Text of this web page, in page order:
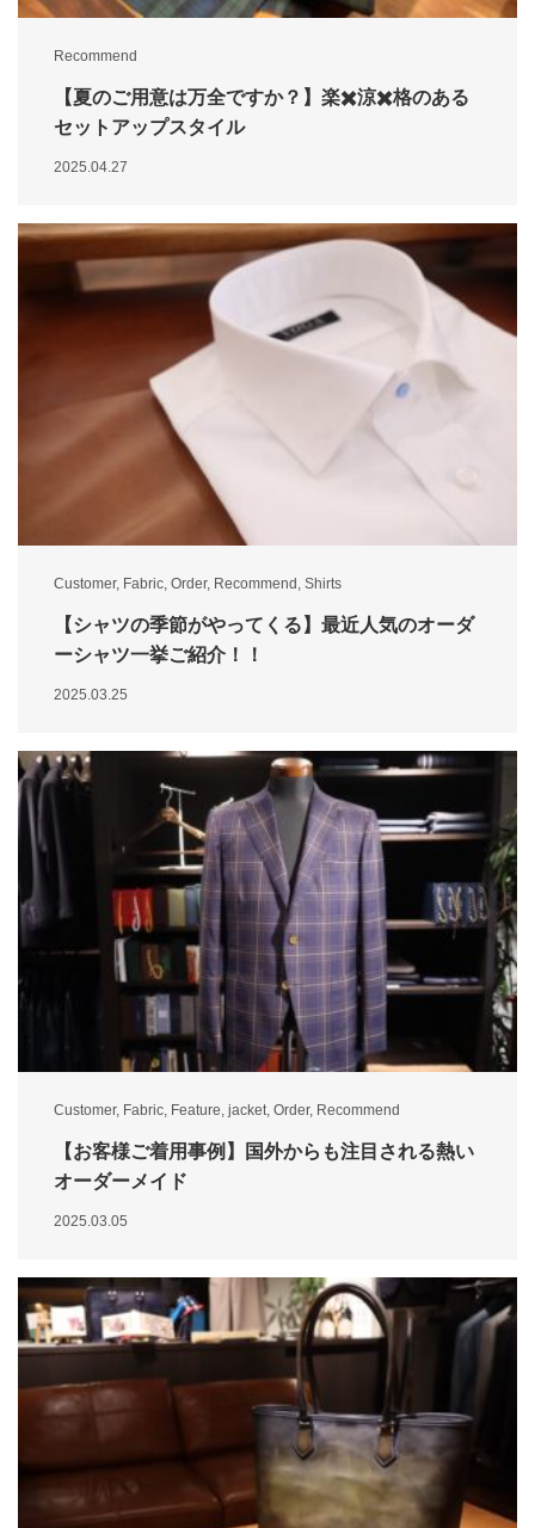
Recommend
【夏のご用意は万全ですか？】楽✖️涼✖️格のある
セットアップスタイル
2025.04.27
Customer, Fabric Order, Recommend Shirts
【シャツの季節がやってくる】最近人気のオーダ
ーシャツ一挙ご紹介！！
2025.03.25
Customer, Fabric, Feature, jacket, Order, Recommend
【お客様ご着用事例】国外からも注目される熱い
オーダーメイド
2025.03.05